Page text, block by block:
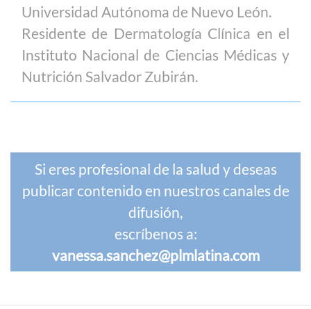
Universidad Autónoma de Nuevo León.
Residente de Dermatología Clínica en el
Instituto Nacional de Ciencias Médicas y
Nutrición Salvador Zubirán.
Si eres profesional de la salud y deseas
publicar contenido en nuestros canales de
difusión,
escríbenos a:
vanessa.sanchez@plmlatina.com